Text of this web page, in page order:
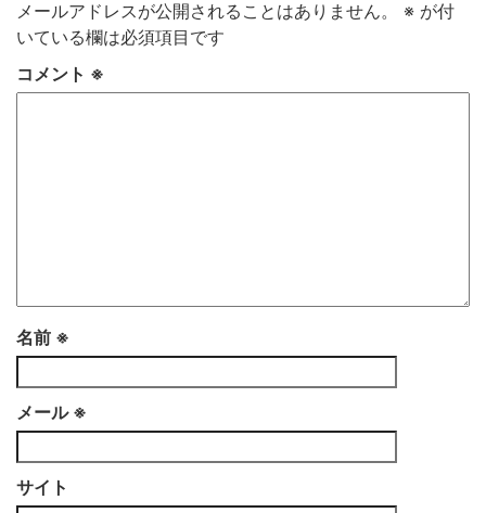
メールアドレスが公開されることはありません。 ※ が付
いている欄は必須項目です
コメント ※
名前 ※
メール ※
サイト